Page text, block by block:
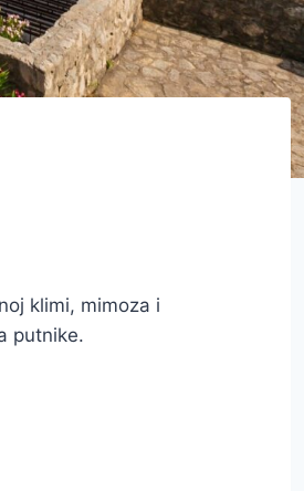
klimi, mimoza i
putnike.